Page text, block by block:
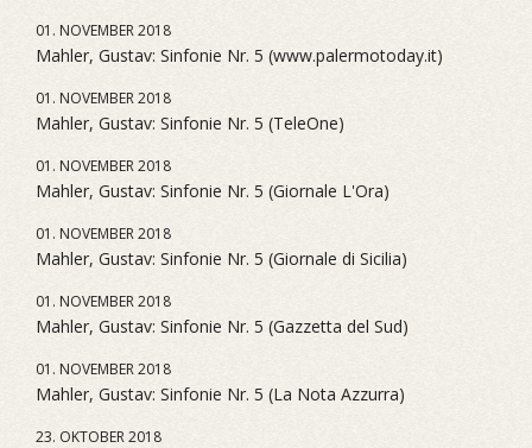
01. NOVEMBER 2018
Mahler, Gustav: Sinfonie Nr. 5 (www.palermotoday.it)
01. NOVEMBER 2018
Mahler, Gustav: Sinfonie Nr. 5 (TeleOne)
01. NOVEMBER 2018
Mahler, Gustav: Sinfonie Nr. 5 (Giornale L'Ora)
01. NOVEMBER 2018
Mahler, Gustav: Sinfonie Nr. 5 (Giornale di Sicilia)
01. NOVEMBER 2018
Mahler, Gustav: Sinfonie Nr. 5 (Gazzetta del Sud)
01. NOVEMBER 2018
Mahler, Gustav: Sinfonie Nr. 5 (La Nota Azzurra)
23. OKTOBER 2018